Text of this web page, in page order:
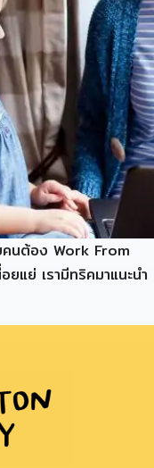
นต้อง Work From
แย่ เรามีทริคมาแนะนำ